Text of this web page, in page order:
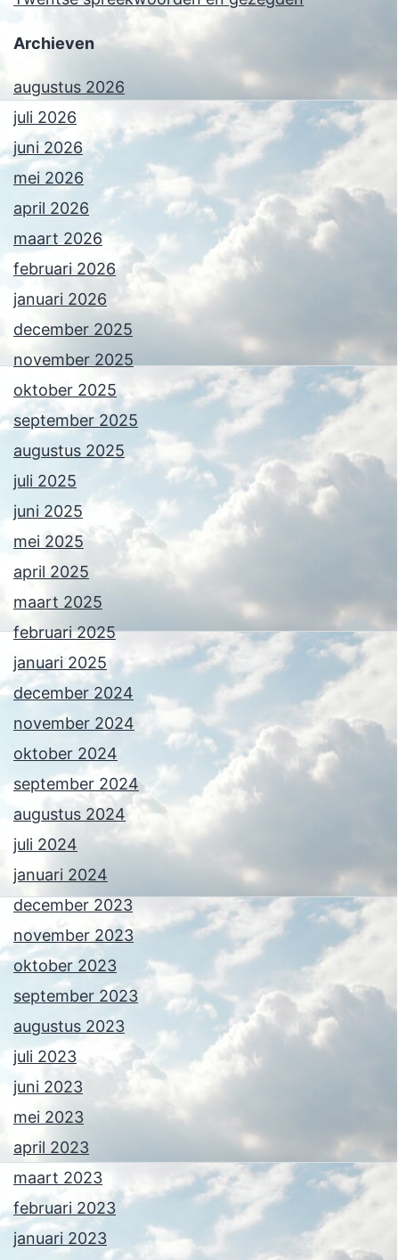
Archieven
augustus 2026
juli 2026
juni 2026
mei 2026
april 2026
maart 2026
februari 2026
januari 2026
december 2025
november 2025
oktober 2025
september 2025
augustus 2025
juli 2025
juni 2025
mei 2025
april 2025
maart 2025
februari 2025
januari 2025
december 2024
november 2024
oktober 2024
september 2024
augustus 2024
juli 2024
januari 2024
december 2023
november 2023
oktober 2023
september 2023
augustus 2023
juli 2023
juni 2023
mei 2023
april 2023
maart 2023
februari 2023
januari 2023